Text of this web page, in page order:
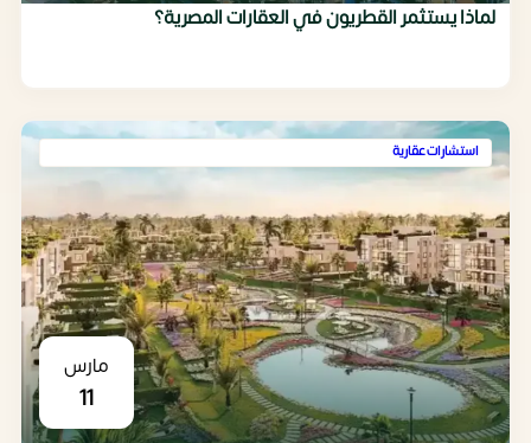
لماذا يستثمر القطريون في العقارات المصرية؟
استشارات عقارية
مارس
11